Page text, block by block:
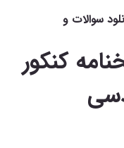
سوالات و
کارشناسی ارشد
هوافضا 1404کنکور